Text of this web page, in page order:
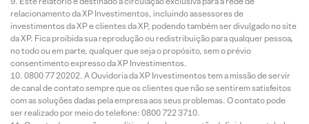
relacionamento da XP Investimentos, incluindo assessores de
investimentos da XP e clientes da XP, podendo também ser divulgado no site
da XP. Fica proibida sua reprodução ou redistribuição para qualquer pessoa,
no todo ou em parte, qualquer que seja o propósito, sem o prévio
consentimento expresso da XP Investimentos.
0800 77 20202. A Ouvidoria da XP Investimentos tem a missão de servir
de canal de contato sempre que os clientes que não se sentirem satisfeitos
com as soluções dadas pela empresa aos seus problemas. O contato pode
ser realizado por meio do telefone: 0800 722 3710.